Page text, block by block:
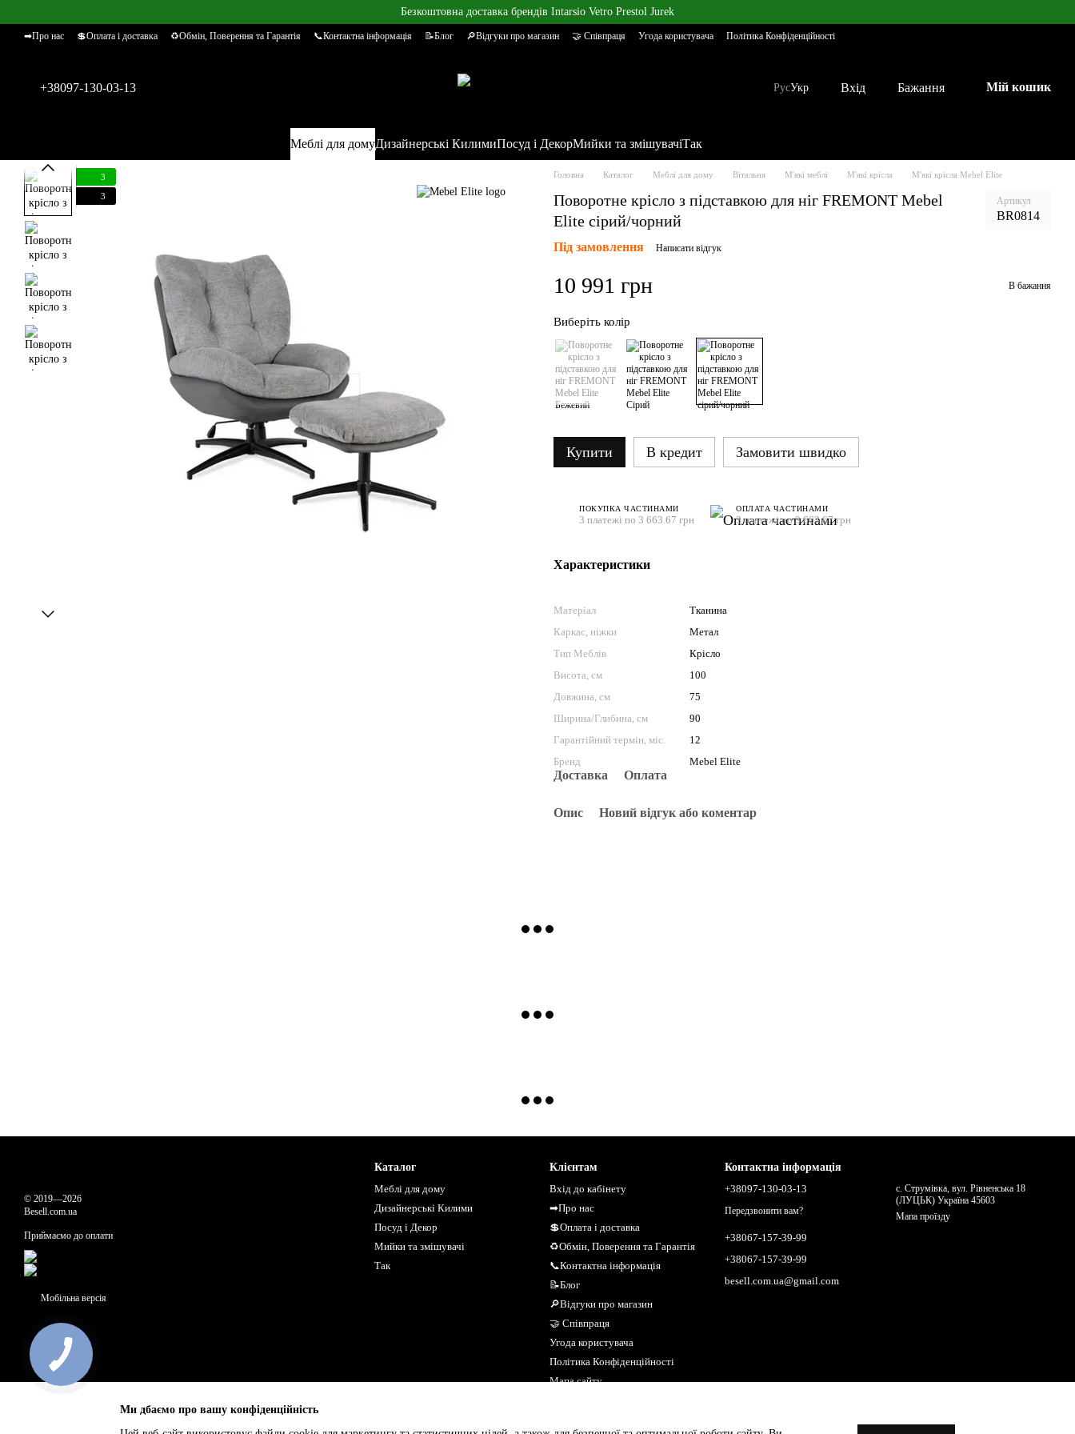
Безкоштовна доставка брендів Intarsio Vetro Prestol Jurek
➡Про нас 💲Оплата і доставка ♻Обмін, Поверення та Гарантія 📞Контактна інформація 📝Блог 🔎Відгуки про магазин 🤝 Співпраця Угода користувача Політика Конфіденційності
+38097-130-03-13 РусУкр Вхід Бажання Мій кошик
Меблі для домуДизайнерські КилимиПосуд і ДекорМийки та змішувачіТак
3
3
Головна Каталог Меблі для дому Вітальня М'які меблі М'які крісла М'які крісла Mebel Elite
Поворотне крісло з підставкою для ніг FREMONT Mebel
Elite сірий/чорний
Артикул
BR0814
Під замовлення Написати відгук
10 991 грн В бажання
Виберіть колір
Купити В кредит Замовити швидко
ПОКУПКА ЧАСТИНАМИ
3 платежі по 3 663.67 грн
ОПЛАТА ЧАСТИНАМИ
3 платежі по 3 663.67 грн
Характеристики
Матеріал
Тканина
Каркас, ніжки
Метал
Тип Меблів
Крісло
Висота, см
100
Довжина, см
75
Ширина/Глибина, см
90
Гарантійний термін, міс.
12
Бренд
Mebel Elite
Доставка Оплата
Опис Новий відгук або коментар
© 2019—2026
Besell.com.ua
Приймаємо до оплати
Мобільна версія
Каталог
Меблі для дому
Дизайнерські Килими
Посуд і Декор
Мийки та змішувачі
Так
Клієнтам
Вхід до кабінету
➡Про нас
💲Оплата і доставка
♻Обмін, Поверення та Гарантія
📞Контактна інформація
📝Блог
🔎Відгуки про магазин
🤝 Співпраця
Угода користувача
Політика Конфіденційності
Мапа сайту
Контактна інформація
+38097-130-03-13
Передзвонити вам?
+38067-157-39-99
+38067-157-39-99
besell.com.ua@gmail.com
с. Струмівка, вул. Рівненська 18
(ЛУЦЬК) Україна 45603
Мапа проїзду
Ми дбаємо про вашу конфіденційність